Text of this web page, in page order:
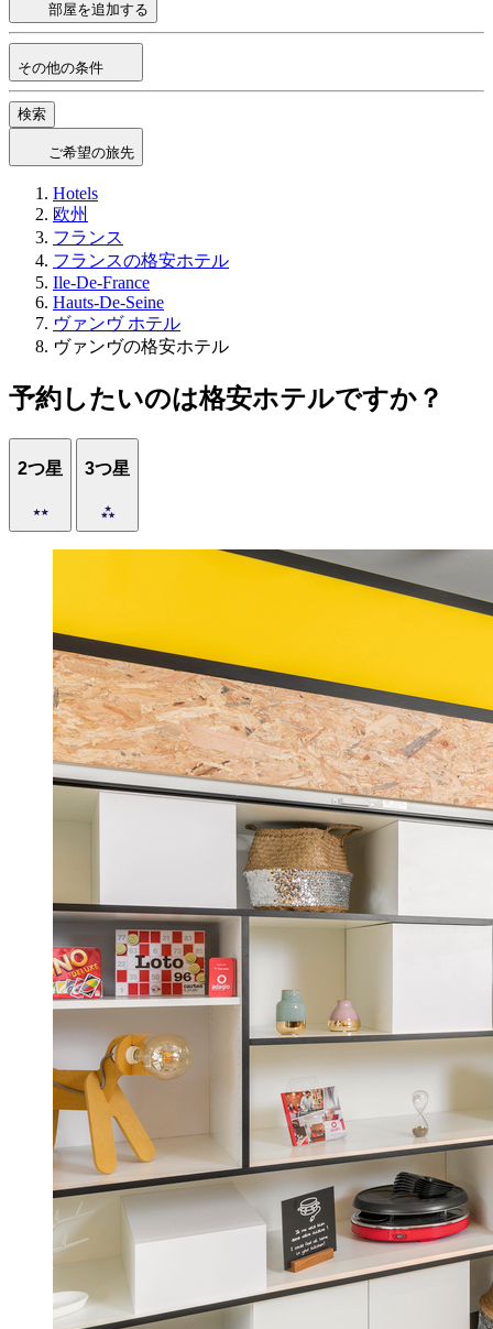
部屋を追加する
その他の条件
検索
ご希望の旅先
Hotels
欧州
フランス
フランスの格安ホテル
Ile-De-France
Hauts-De-Seine
ヴァンヴ ホテル
ヴァンヴの格安ホテル
予約したいのは格安ホテルですか？
2つ星 3つ星